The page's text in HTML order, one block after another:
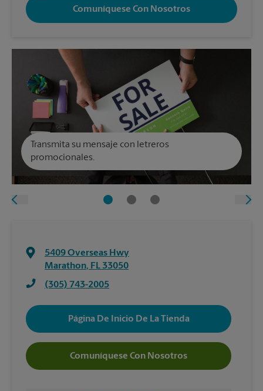
Comuníquese Con Nosotros
Transmita su mensaje con letreros
promocionales.
5409 Overseas Hwy
Marathon, FL 33050
(305) 743-2005
Página De Inicio De La Tienda
Comuníquese Con Nosotros